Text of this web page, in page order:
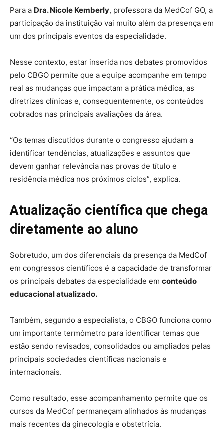
Para a Dra. Nicole Kemberly, professora da MedCof GO, a
participação da instituição vai muito além da presença em
um dos principais eventos da especialidade.
Nesse contexto, estar inserida nos debates promovidos
pelo CBGO permite que a equipe acompanhe em tempo
real as mudanças que impactam a prática médica, as
diretrizes clínicas e, consequentemente, os conteúdos
cobrados nas principais avaliações da área.
“Os temas discutidos durante o congresso ajudam a
identificar tendências, atualizações e assuntos que
devem ganhar relevância nas provas de título e
residência médica nos próximos ciclos”, explica.
Atualização científica que chega
diretamente ao aluno
Sobretudo, um dos diferenciais da presença da MedCof
em congressos científicos é a capacidade de transformar
os principais debates da especialidade em conteúdo
educacional atualizado.
Também, segundo a especialista, o CBGO funciona como
um importante termômetro para identificar temas que
estão sendo revisados, consolidados ou ampliados pelas
principais sociedades científicas nacionais e
internacionais.
Como resultado, esse acompanhamento permite que os
cursos da MedCof permaneçam alinhados às mudanças
mais recentes da ginecologia e obstetrícia.